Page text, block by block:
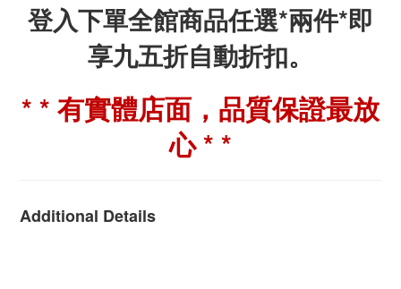
登入下單全館商品任選*兩件*即
享九五折自動折扣。
* * 有實體店面，品質保證最放
心 * *
Additional Details